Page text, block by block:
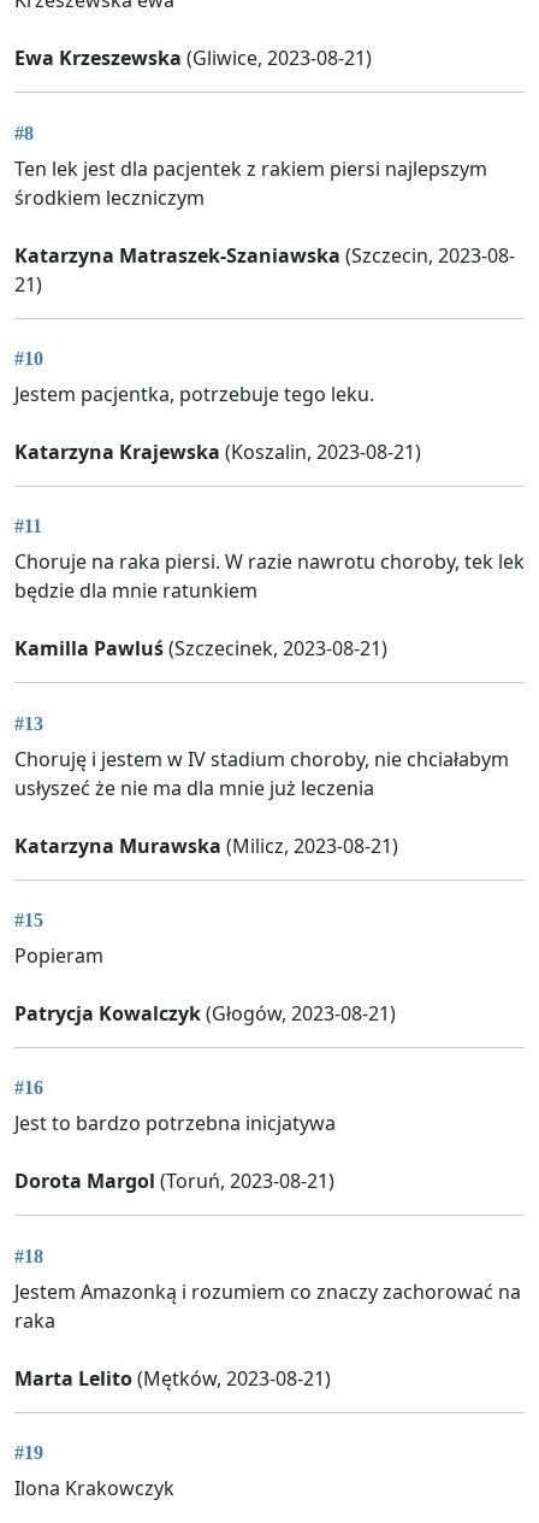
Ewa Krzeszewska (Gliwice, 2023-08-21)
#8
Ten lek jest dla pacjentek z rakiem piersi najlepszym
środkiem leczniczym
Katarzyna Matraszek-Szaniawska (Szczecin, 2023-08-
21)
#10
Jestem pacjentka, potrzebuje tego leku.
Katarzyna Krajewska (Koszalin, 2023-08-21)
#11
Choruje na raka piersi. W razie nawrotu choroby, tek lek
będzie dla mnie ratunkiem
Kamilla Pawluś(Szczecinek, 2023-08-21)
#13
Choruję i jestem w IV stadium choroby, nie chciałabym
usłyszeć że nie ma dla mnie już leczenia
Katarzyna Murawska (Milicz, 2023-08-21)
#15
Popieram
Patrycja Kowalczyk(Głogów, 2023-08-21)
#16
Jest to bardzo potrzebna inicjatywa
Dorota Margol (Toruń, 2023-08-21)
#18
Jestem Amazonką i rozumiem co znaczy zachorować na
raka
Marta Lelito(Mętków, 2023-08-21)
#19
Ilona Krakowczyk